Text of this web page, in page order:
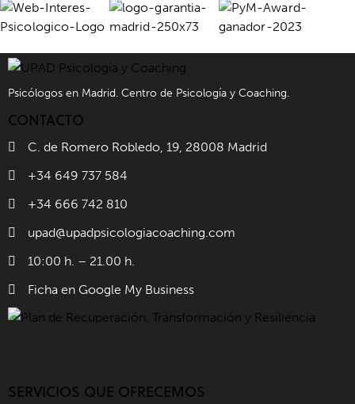
Psicólogos en Madrid. Centro de Psicología y Coaching.
CONTACTO
C. de Romero Robledo, 19, 28008 Madrid
+34 649 737 584
+34 666 742 810
upad@upadpsicologiacoaching.com
10:00 h. – 21.00 h.
Ficha en Google My Business
SERVICIOS QUE OFRECEMOS